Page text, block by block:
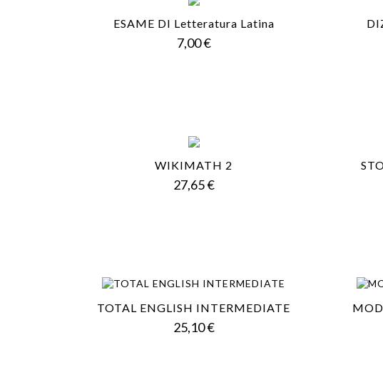
ESAME DI Letteratura Latina
7,00 €Prezzo
WIKIMATH 2
27,65 €Prezzo
TOTAL ENGLISH INTERMEDIATE
25,10 €Prezzo